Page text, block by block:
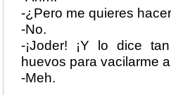
-¿Pero me quieres
-No.
-¡Joder! ¡Y lo dice
huevos para vacilarme
-Meh.